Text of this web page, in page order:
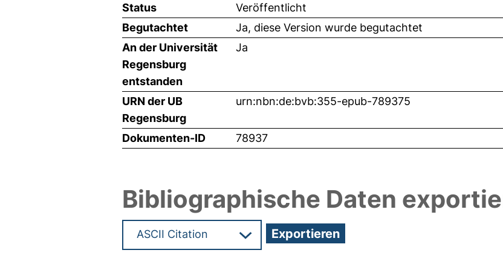
Status
Veröffentlicht
Begutachtet
Ja, diese Version wurde begutachtet
An der Universität
Regensburg
entstanden
Ja
URN der UB
Regensburg
urn:nbn:de:bvb:355-epub-789375
Dokumenten-ID 78937
Bibliographische Daten